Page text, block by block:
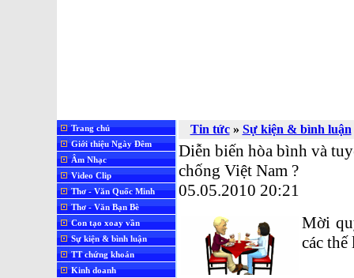
Trang chủ
Giới thiệu Ngày Đêm
Âm Nhạc
Video Clip
Thơ - Văn Quốc Minh
Thơ - Văn Bạn Bè
Con tạo xoay vần
Sự kiện & bình luận
TT chứng khoán
Kinh doanh
Tin tức» Sự kiện & bình luận
Diễn biến hòa bình và
chống Việt Nam ?
05.05.2010 20:21
Mời
các